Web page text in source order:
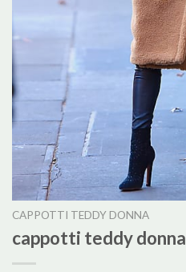
CAPPOTTI TEDDY DONNA
cappotti teddy donna